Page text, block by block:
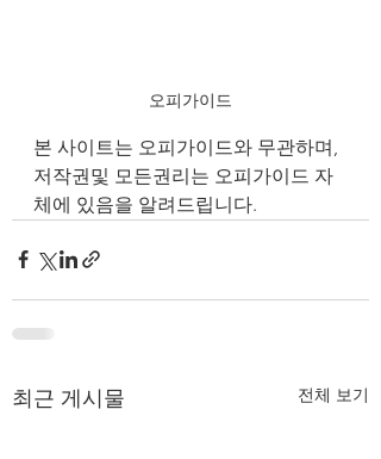
오피가이드
본 사이트는 오피가이드와 무관하며,
저작권및 모든권리는 오피가이드 자
체에 있음을 알려드립니다.
최근 게시물 전체 보기